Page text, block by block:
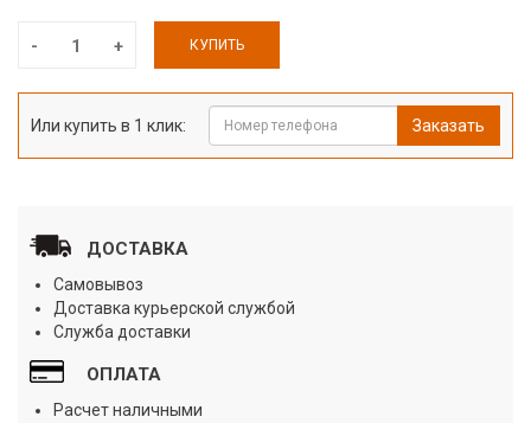
КУПИТЬ
Или купить в 1 клик: Заказать
ДОСТАВКА
Самовывоз
Доставка курьерской службой
Служба доставки
ОПЛАТА
Расчет наличными